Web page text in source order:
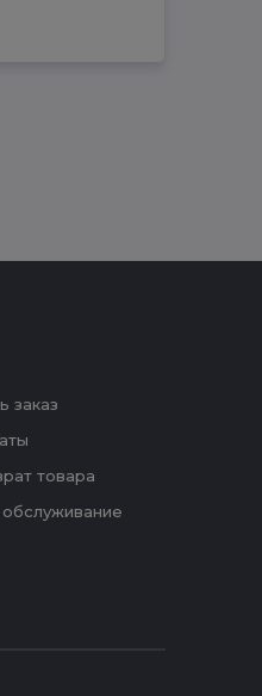
заказ
товара